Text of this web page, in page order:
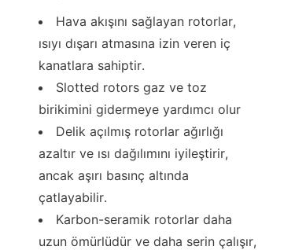
Hava akışını sağlayan rotorlar,
ısıyı dışarı atmasına izin veren iç
kanatlara sahiptir.
Slotted rotors gaz ve toz
birikimini gidermeye yardımcı olur
Delik açılmış rotorlar ağırlığı
azaltır ve ısı dağılımını iyileştirir,
ancak aşırı basınç altında
çatlayabilir.
Karbon-seramik rotorlar daha
uzun ömürlüdür ve daha serin çalışır,